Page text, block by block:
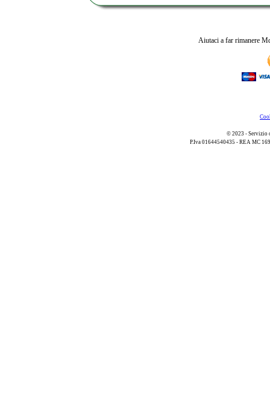
Aiutaci a far rimanere
© 2023 - Servizio
P.Iva 01644540435 - REA MC